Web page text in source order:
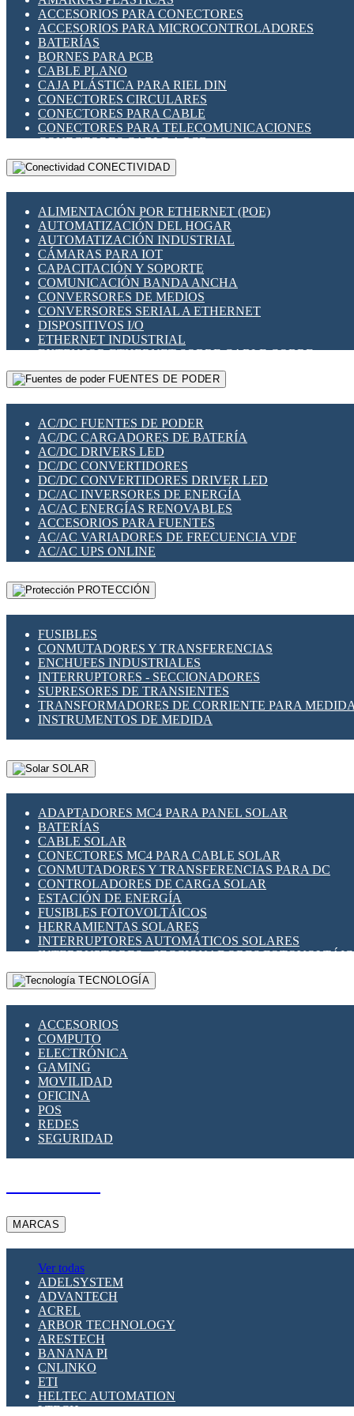
INDICADORES PARA PANEL
INTERFACES DE RELÉ
INTERRUPTORES FIN DE CARRERA
LLAVES CONMUTADORAS
MEDIDORES DE ENERGÍA Y TC'S DE CORRIENTE
MOTORES PASO A PASO
PANTALLAS HMI
PLC -CONTROLADORES LÓGICO PROGRAMABLES
PROGRAMADORES DE HORARIO
RELÉS DE PROTECCIÓN
SENSORES CAPACITIVOS
SENSORES INDUCTIVOS
TEMPORIZADORES
VARIACS
VARIADORES DE FRECUENCIA [VDF]
SECCIONADORES - INTERRUPTORES
MAQUINARIA
ACCESORIOS PARA CONECTORES
ACCESORIOS PARA MICROCONTROLADORES
BATERÍAS
BORNES PARA PCB
CABLE PLANO
CAJA PLÁSTICA PARA RIEL DIN
CONECTORES CIRCULARES
CONECTORES PARA CABLE
CONECTORES PARA TELECOMUNICACIONES
CONECTORES CABLE A PCB
CONECTORES PCB A CABLE
DIP SWITCHES
HERRAMIENTAS VARIAS
ILUMINACIÓN LED
INTERRUPTORES REED
INTERFACES DE RELÉ
OTROS RELÉS
PROTECCIÓN TÉRMICA
RELÉS AUTOMOTRICES
RELÉS DE SEÑAL
RELÉS DE ESTADO SÓLIDO SSR
RELÉS INDUSTRIALES
RELÉS MINIATURA DE POTENCIA
SENSORES MAGNÉTICOS
SWITCH Y MICROSWITCH
TARJETAS PI
UNIÓN Y DERIVACIÓN DE CABLE
CONECTIVIDAD
ALIMENTACIÓN POR ETHERNET (POE)
AUTOMATIZACIÓN DEL HOGAR
AUTOMATIZACIÓN INDUSTRIAL
CÁMARAS PARA IOT
CAPACITACIÓN Y SOPORTE
COMUNICACIÓN BANDA ANCHA
CONVERSORES DE MEDIOS
CONVERSORES SERIAL A ETHERNET
DISPOSITIVOS I/O
ETHERNET INDUSTRIAL
EXTENSOR ETHERNET SOBRE CABLE COBRE
GATEWAY LORAWAN
GESTIÓN DE REDES
PLACAS MODULARES IOT
SWITCHES Y REDES WIFI
SOLUCIONES IOT
SOLUCIONES LORAWAN
SOLUCIONES RED CELULAR
SEGURIDAD PARA REDES
SWITCHES LAN
TELEFONÍA IP (VOIP)
VIGILANCIA IP (CCTV)
MESHTASTIC
FUENTES DE PODER
AC/DC FUENTES DE PODER
AC/DC CARGADORES DE BATERÍA
AC/DC DRIVERS LED
DC/DC CONVERTIDORES
DC/DC CONVERTIDORES DRIVER LED
DC/AC INVERSORES DE ENERGÍA
AC/AC ENERGÍAS RENOVABLES
ACCESORIOS PARA FUENTES
AC/AC VARIADORES DE FRECUENCIA VDF
AC/AC UPS ONLINE
PROTECCIÓN
FUSIBLES
CONMUTADORES Y TRANSFERENCIAS
ENCHUFES INDUSTRIALES
INTERRUPTORES - SECCIONADORES
SUPRESORES DE TRANSIENTES
TRANSFORMADORES DE CORRIENTE PARA
INSTRUMENTOS DE MEDIDA
SOLAR
ADAPTADORES MC4 PARA PANEL SOLAR
BATERÍAS
CABLE SOLAR
CONECTORES MC4 PARA CABLE SOLAR
CONMUTADORES Y TRANSFERENCIAS PARA DC
CONTROLADORES DE CARGA SOLAR
ESTACIÓN DE ENERGÍA
FUSIBLES FOTOVOLTÁICOS
HERRAMIENTAS SOLARES
INTERRUPTORES AUTOMÁTICOS SOLARES
INTERRUPTORES - SECCIONADORES
MONTAJE PANEL SOLAR
PORTA FUSIBLES Y SECCIONADORES
TECNOLOGÍA
ACCESORIOS
COMPUTO
ELECTRÓNICA
GAMING
MOVILIDAD
OFICINA
POS
REDES
SEGURIDAD
MARCAS
Ver todas
ADELSYSTEM
ADVANTECH
ACREL
ARBOR TECHNOLOGY
ARESTECH
BANANA PI
CNLINKO
ETI
HELTEC AUTOMATION
LTECH